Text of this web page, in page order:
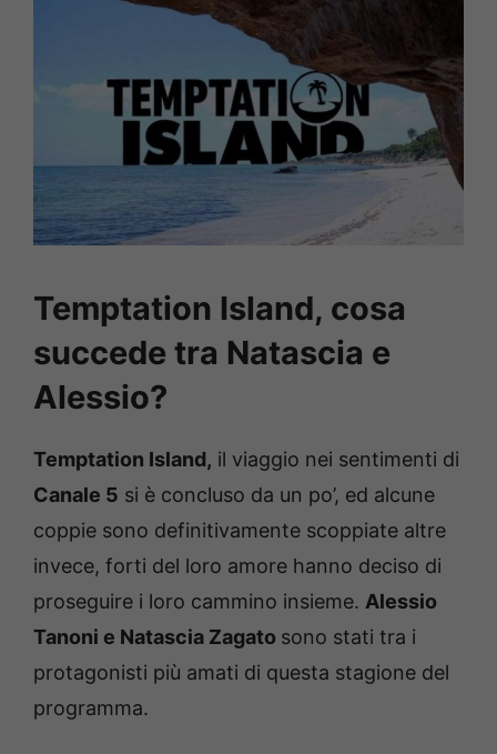
Temptation Island, cosa
succede tra Natascia e
Alessio?
Temptation Island, il viaggio nei sentimenti di
Canale 5 si è concluso da un po’, ed alcune
coppie sono definitivamente scoppiate altre
invece, forti del loro amore hanno deciso di
proseguire i loro cammino insieme. Alessio
Tanoni e Natascia Zagato sono stati tra i
protagonisti più amati di questa stagione del
programma.